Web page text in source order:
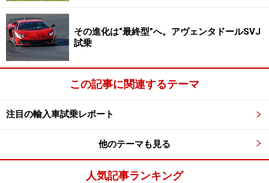
その進化は“最終型”へ。アヴェンタドールSVJ
試乗
この記事に関連するテーマ
注目の輸入車試乗レポート
他のテーマも見る
人気記事ランキング